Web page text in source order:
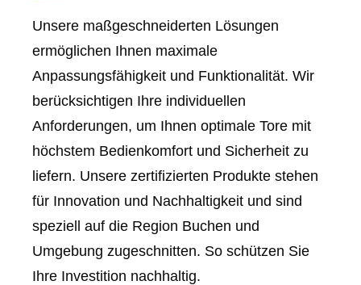
Unsere maßgeschneiderten Lösungen
ermöglichen Ihnen maximale
Anpassungsfähigkeit und Funktionalität. Wir
berücksichtigen Ihre individuellen
Anforderungen, um Ihnen optimale Tore mit
höchstem Bedienkomfort und Sicherheit zu
liefern. Unsere zertifizierten Produkte stehen
für Innovation und Nachhaltigkeit und sind
speziell auf die Region Buchen und
Umgebung zugeschnitten. So schützen Sie
Ihre Investition nachhaltig.